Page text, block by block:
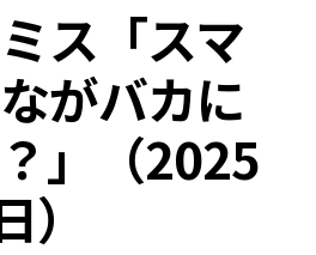
ス「スマ
がバカに
」（2025